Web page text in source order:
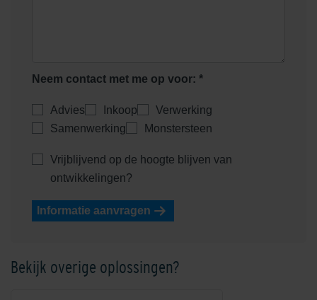
Neem contact met me op voor: *
Advies Inkoop
Verwerking
Samenwerking
Monstersteen
Vrijblijvend op de hoogte blijven van
ontwikkelingen?
Informatie aanvragen
Bekijk overige oplossingen?